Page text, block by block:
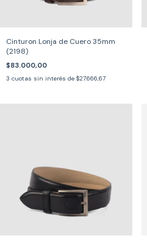
Cinturon Lonja de Cuero 35mm
(2198)
$83.000,00
3 cuotas sin interés de $27.666,67